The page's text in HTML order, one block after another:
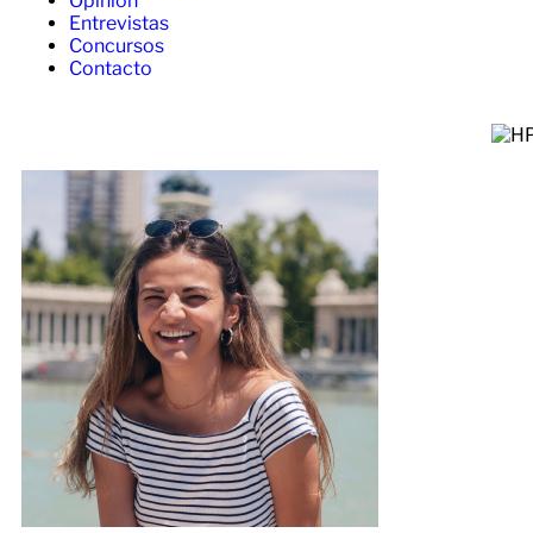
Entrevistas
Concursos
Contacto